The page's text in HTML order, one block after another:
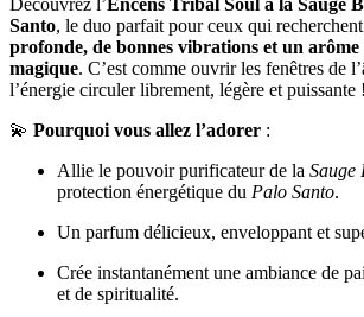
Santo, le duo parfait pour ceux qui
profonde, de bonnes vibrations et un
magique. C’est comme ouvrir les fenêtres de
l’énergie circuler librement, légère et puissante !
💫 Pourquoi vous allez l’adorer :
Allie le pouvoir purificateur de la Sauge
protection énergétique du Palo Santo.
Un parfum délicieux, enveloppant et
Crée instantanément une ambiance de
et de spiritualité.